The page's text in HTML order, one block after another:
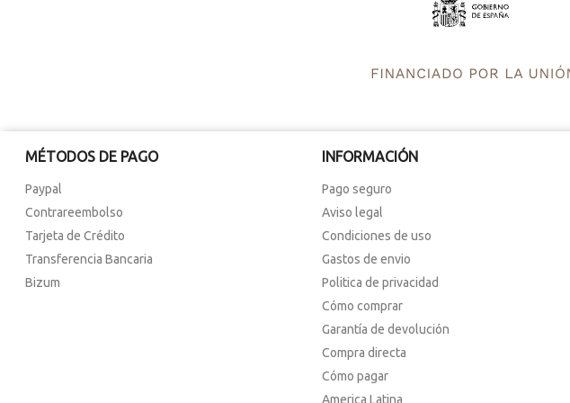
MÉTODOS DE PAGO
Paypal
Contrareembolso
Tarjeta de Crédito
Transferencia Bancaria
Bizum
INFORMACIÓN
Pago seguro
Aviso legal
Condiciones de uso
Gastos de envio
Politica de privacidad
Cómo comprar
Garantía de devolución
Compra directa
Cómo pagar
America Latina